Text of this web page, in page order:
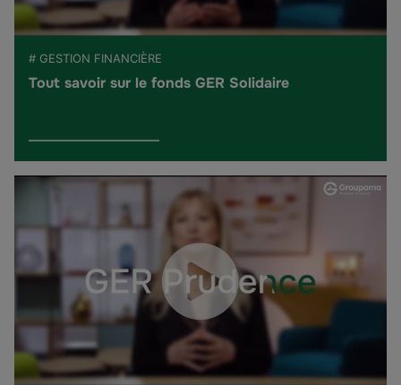
# GESTION FINANCIÈRE
Tout savoir sur le fonds GER Solidaire